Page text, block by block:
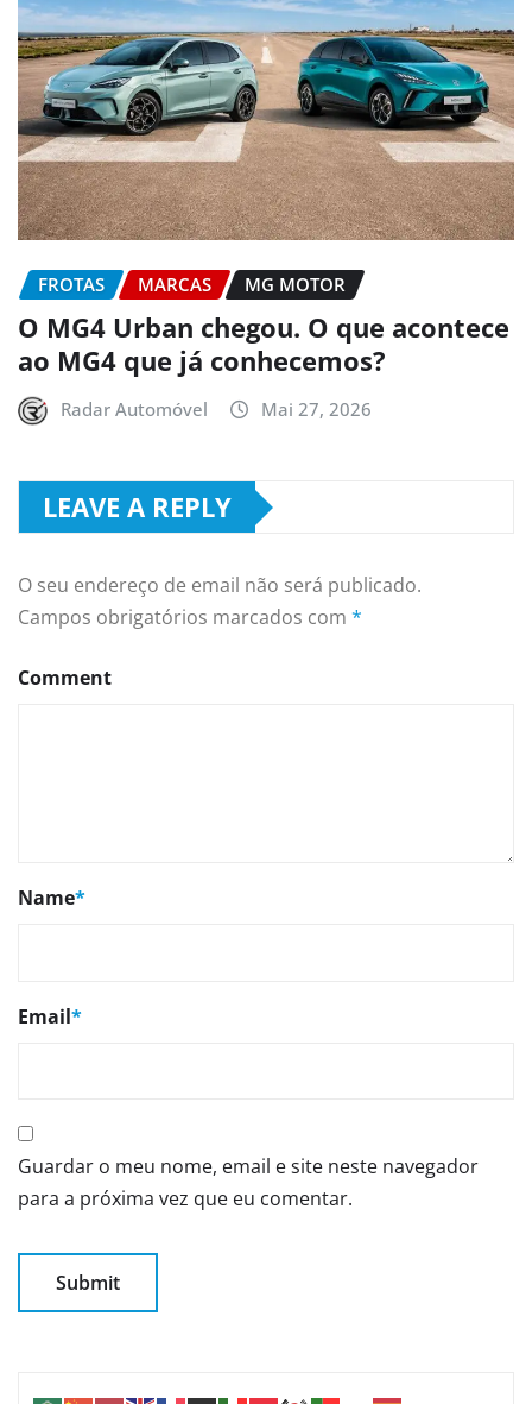
FROTAS MARCAS MG MOTOR
O MG4 Urban chegou. O que acontece
ao MG4 que já conhecemos?
Radar Automóvel Mai 27, 2026
LEAVE A REPLY
O seu endereço de email não será publicado.
Campos obrigatórios marcados com *
Comment
Name*
Email*
Guardar o meu nome, email e site neste navegador
para a próxima vez que eu comentar.